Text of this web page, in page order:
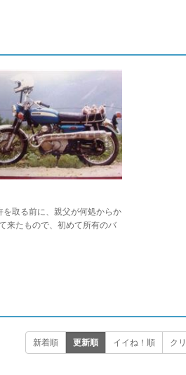
を取る前に、親父が何処からか
来たもので、初めて所有のバ
新着順 更新順 イイね！順 ク